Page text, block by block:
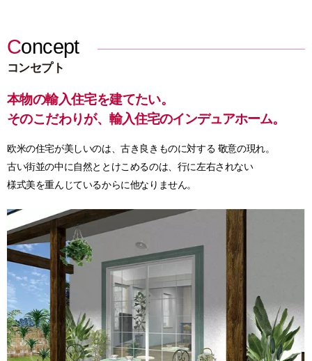
Concept
コンセプト
本物の輸入住宅を建てたい。
そのこだわりが、輸入住宅のインデュアホーム。
欧米の住宅が美しいのは、古き良きものに対する 敬意の現れ。
古い街並の中に自然ととけこめるのは、行に左右されない
様式美を重んじているからに他なりません。